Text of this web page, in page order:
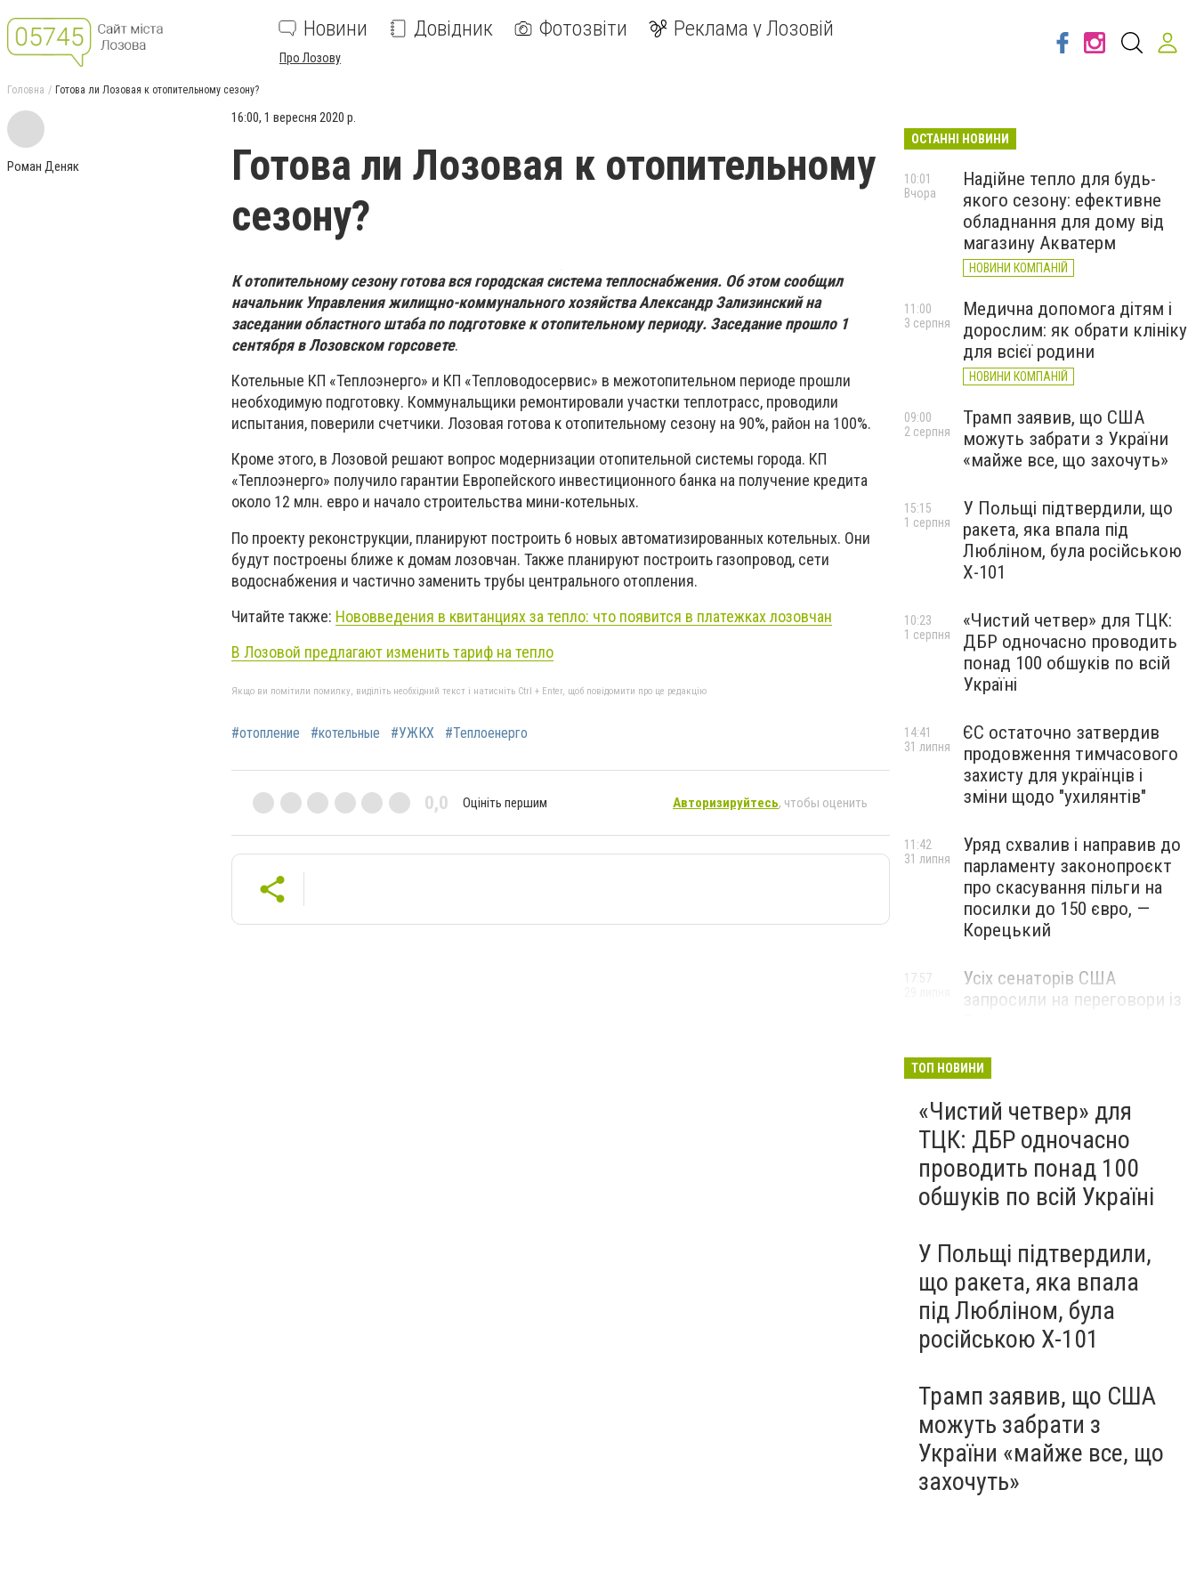
Новини Довідник Фотозвіти Реклама у Лозовій
Про Лозову
Головна Готова ли Лозовая к отопительному сезону?
Роман Деняк
16:00, 1 вересня 2020 р.
Готова ли Лозовая к отопительному
сезону?
К отопительному сезону готова вся городская система теплоснабжения. Об этом сообщил
начальник Управления жилищно-коммунального хозяйства Александр Зализинский на
заседании областного штаба по подготовке к отопительному периоду. Заседание прошло 1
сентября в Лозовском горсовете.
Котельные КП «Теплоэнерго» и КП «Тепловодосервис» в межотопительном периоде прошли
необходимую подготовку. Коммунальщики ремонтировали участки теплотрасс, проводили
испытания, поверили счетчики. Лозовая готова к отопительному сезону на 90%, район на 100%.
Кроме этого, в Лозовой решают вопрос модернизации отопительной системы города. КП
«Теплоэнерго» получило гарантии Европейского инвестиционного банка на получение кредита
около 12 млн. евро и начало строительства мини-котельных.
По проекту реконструкции, планируют построить 6 новых автоматизированных котельных. Они
будут построены ближе к домам лозовчан. Также планируют построить газопровод, сети
водоснабжения и частичнозаменитьтрубы центрального отопления.
Читайте также: Нововведения в квитанциях за тепло: что появится в платежках лозовчан
В Лозовой предлагают изменить тариф на тепло
Якщо ви помітили помилку, виділіть необхідний текст і натисніть Ctrl + Enter, щоб повідомити про це редакцію
#отопление #котельные #УЖКХ #Теплоенерго
0,0 Оцініть першим Авторизируйтесь, чтобы оценить
ОСТАННІ НОВИНИ
Надійне тепло для будь-
якого сезону: ефективне
обладнання для дому від
магазину Акватерм
НОВИНИ КОМПАНІЙ
10:01
Вчора
Медична допомога дітям і
дорослим: як обрати клініку
для всієї родини
НОВИНИ КОМПАНІЙ
11:00
3 серпня
Трамп заявив, що США
можуть забрати з України
«майже все, що захочуть»
09:00
2 серпня
У Польщі підтвердили, що
ракета, яка впала під
Любліном, була російською
Х-101
15:15
1 серпня
«Чистий четвер» для ТЦК:
ДБР одночасно проводить
понад 100 обшуків по всій
Україні
10:23
1 серпня
ЄС остаточно затвердив
продовження тимчасового
захисту для українців і
зміни щодо "ухилянтів"
14:41
31 липня
Уряд схвалив і направив до
парламенту законопроєкт
про скасування пільги на
посилки до 150 євро, —
Корецький
11:42
31 липня
Усіх сенаторів США
запросили на переговори із
Росії, – The Hill
17:57
ТОП НОВИНИ
«Чистий четвер» для
ТЦК: ДБР одночасно
проводить понад 100
обшуків по всій Україні
У Польщі підтвердили,
що ракета, яка впала
під Любліном, була
російською Х-101
Трамп заявив, що США
можуть забрати з
України «майже все, що
захочуть»